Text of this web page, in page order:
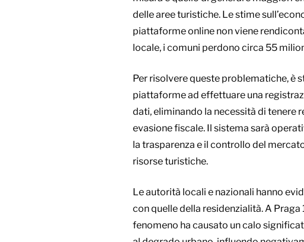
delle aree turistiche. Le stime
piattaforme online non viene
locale, i comuni perdono circa 55
Per risolvere queste problematiche, è
piattaforme ad effettuare una
dati, eliminando la necessità di tenere
evasione fiscale. Il sistema sarà
la trasparenza e il controllo del
risorse turistiche.
Le autorità locali e nazionali hanno
con quelle della residenzialità. A
fenomeno ha causato un calo